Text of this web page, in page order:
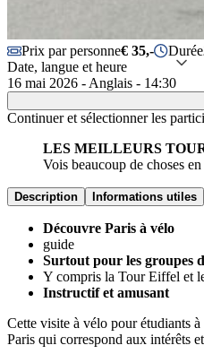
Prix par personne€ 35,- Durée
Date, langue et heure
16 mai 2026 - Anglais - 14:30
Continuer et sélectionner les
LES MEILLEURS
Vois beaucoup de choses
Description Informations utiles
Découvre Paris à vélo
guide
Surtout pour les groupes
Y compris la Tour Eiffel et
Instructif et amusant
Cette visite à vélo pour étudiants à
Paris qui correspond aux intérêts